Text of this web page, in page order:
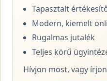
Tapasztalt
Modern, kiemelt
Rugalmas jutalék
Teljes körű
Hívjon most, vagy